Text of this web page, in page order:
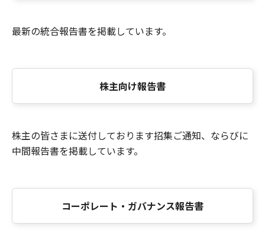
最新の統合報告書を掲載しています。
株主向け報告書
株主の皆さまに送付しております招集ご通知、ならびに
中間報告書を掲載しています。
コーポレート・ガバナンス報告書